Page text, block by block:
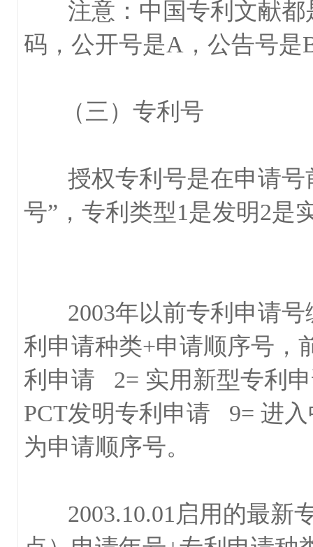
注意：中国专利文献都
码，公开号是A，公告号是
（三）专利号
授权专利号是在申请号
号”，专利类型1是发明2是
2003年以前专利申请号
利申请种类+申请顺序号，
利申请 2= 实用新型专利
PCT发明专利申请 9= 进
为申请顺序号。
2003.10.01启用的最新